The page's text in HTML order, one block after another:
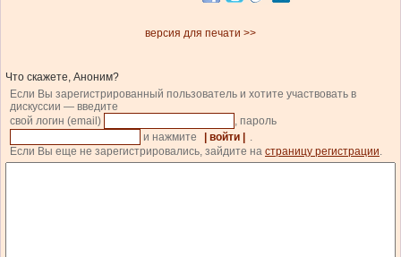
версия для печати >>
Что скажете, Аноним?
Если Вы зарегистрированный пользователь и хотите участвовать в
дискуссии — введите
свой логин (email)
, пароль
и нажмите
| войти |
.
Если Вы еще не зарегистрировались, зайдите на страницу регистрации.